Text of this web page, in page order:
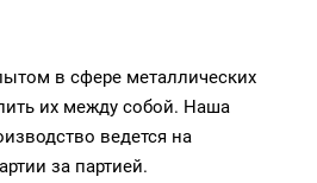
в сфере металлических
их между собой. Наша
ведется на
за партией.